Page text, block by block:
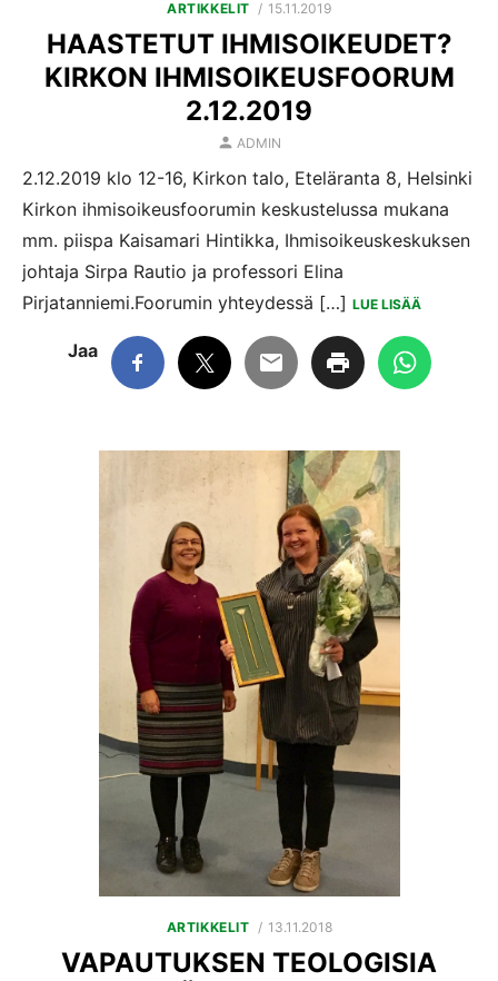
ARTIKKELIT
POSTED
15.11.2019
HAASTETUT IHMISOIKEUDET?
KIRKON IHMISOIKEUSFOORUM
2.12.2019
AUTHOR
ADMIN
2.12.2019 klo 12-16, Kirkon talo, Eteläranta 8, Helsinki
Kirkon ihmisoikeusfoorumin keskustelussa mukana
mm. piispa Kaisamari Hintikka, Ihmisoikeuskeskuksen
johtaja Sirpa Rautio ja professori Elina
Pirjatanniemi.Foorumin yhteydessä […] LUE LISÄÄ
Jaa
ARTIKKELIT
POSTED
13.11.2018
VAPAUTUKSEN TEOLOGISIA